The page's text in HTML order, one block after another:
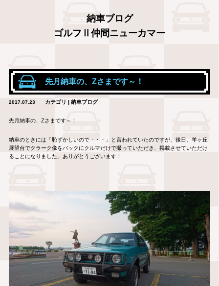
納車ブログ
ゴルフⅡ仲間ニューカマー
先月納車の、Zさまです～！
2017.07.23 カテゴリ | 納車ブログ
先月納車の、Zさまです～！
納車のときには「恥ずかしいので・・・」と言われていたのですが、後日、羊ヶ丘
展望台でクラーク像をバックにクルマだけで撮っていただき、掲載させていただけ
ることになりました。ありがとうございます！